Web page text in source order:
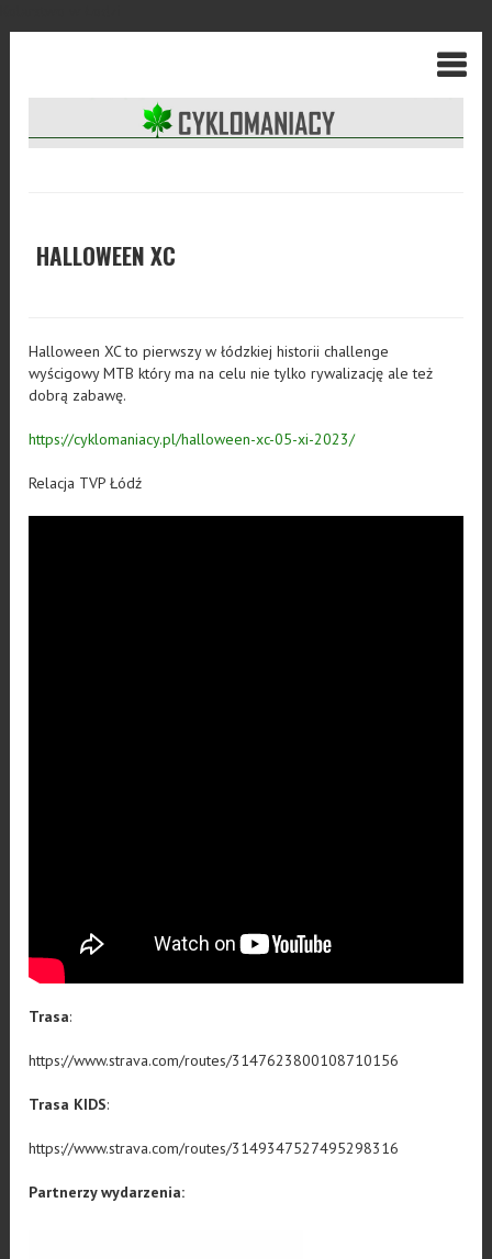
HALLOWEEN XC
Halloween XC to pierwszy w łódzkiej historii challenge
wyścigowy MTB który ma na celu nie tylko rywalizację ale też
dobrą zabawę.
https://cyklomaniacy.pl/halloween-xc-05-xi-2023/
Relacja TVP Łódź
Trasa:
https://www.strava.com/routes/3147623800108710156
Trasa KIDS:
https://www.strava.com/routes/3149347527495298316
Partnerzy wydarzenia: